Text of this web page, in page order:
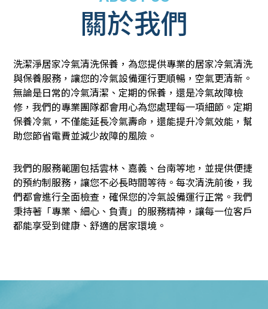
關於我們
洗潔淨居家冷氣清洗保養，為您提供專業的居家冷氣清洗
與保養服務，讓您的冷氣設備運行更順暢，空氣更清新。
無論是日常的冷氣清潔、定期的保養，還是冷氣故障檢
修，我們的專業團隊都會用心為您處理每一項細節。定期
保養冷氣，不僅能延長冷氣壽命，還能提升冷氣效能，幫
助您節省電費並減少故障的風險。
我們的服務範圍包括雲林、嘉義、台南等地，並提供便捷
的預約制服務，讓您不必長時間等待。每次清洗前後，我
們都會進行全面檢查，確保您的冷氣設備運行正常。我們
秉持著「專業、細心、負責」的服務精神，讓每一位客戶
都能享受到健康、舒適的居家環境。